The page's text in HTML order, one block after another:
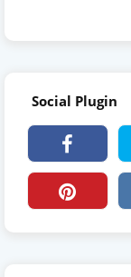
Social Plugin